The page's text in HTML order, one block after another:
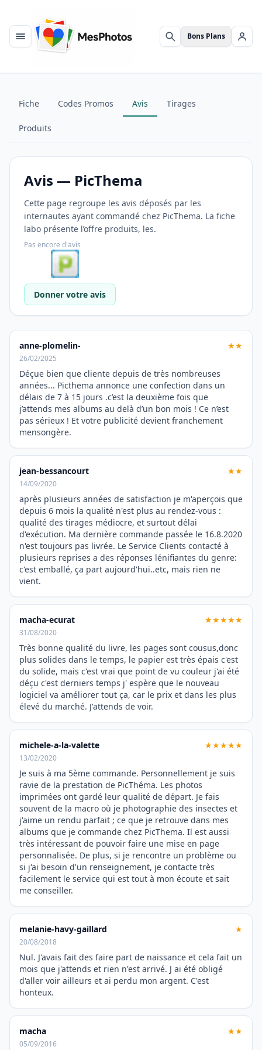
Menu Rechercher
Bons Plans Se
Fiche Codes Promos Avis Tirages
Produits
Avis — PicThema
Cette page regroupe les avis déposés par les
internautes ayant commandé chez PicThema. La fiche
labo présente l’offre produits, les.
Pas encore d'avis
Donner votre avis
anne-plomelin- ★★
26/02/2025
Déçue bien que cliente depuis de très nombreuses
années... Picthema annonce une confection dans un
délais de 7 à 15 jours .c’est la deuxième fois que
j’attends mes albums au delà d’un bon mois ! Ce n’est
pas sérieux ! Et votre publicité devient franchement
mensongère.
jean-bessancourt ★★
14/09/2020
après plusieurs années de satisfaction je m'aperçois que
depuis 6 mois la qualité n'est plus au rendez-vous :
qualité des tirages médiocre, et surtout délai
d'exécution. Ma dernière commande passée le 16.8.2020
n'est toujours pas livrée. Le Service Clients contacté à
plusieurs reprises a des réponses lénifiantes du genre:
c'est emballé, ça part aujourd'hui..etc, mais rien ne
vient.
macha-ecurat ★★★★★
31/08/2020
Très bonne qualité du livre, les pages sont cousus,donc
plus solides dans le temps, le papier est très épais c'est
du solide, mais c'est vrai que point de vu couleur j'ai été
déçu c'est derniers temps j' espère que le nouveau
logiciel va améliorer tout ça, car le prix et dans les plus
élevé du marché. J'attends de voir.
michele-a-la-valette ★★★★★
13/02/2020
Je suis à ma 5ème commande. Personnellement je suis
ravie de la prestation de PicThéma. Les photos
imprimées ont gardé leur qualité de départ. Je fais
souvent de la macro où je photographie des insectes et
j'aime un rendu parfait ; ce que je retrouve dans mes
albums que je commande chez PicThema. Il est aussi
très intéressant de pouvoir faire une mise en page
personnalisée. De plus, si je rencontre un problème ou
si j'ai besoin d'un renseignement, je contacte très
facilement le service qui est tout à mon écoute et sait
me conseiller.
melanie-havy-gaillard ★
20/08/2018
Nul. J'avais fait des faire part de naissance et cela fait un
mois que j'attends et rien n'est arrivé. J ai été obligé
d'aller voir ailleurs et ai perdu mon argent. C'est
honteux.
macha ★★
05/09/2016